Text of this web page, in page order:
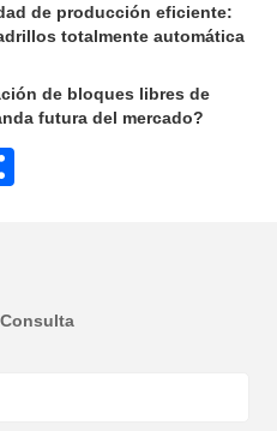
de producción eficiente:
totalmente automática
de bloques libres de
futura del mercado?